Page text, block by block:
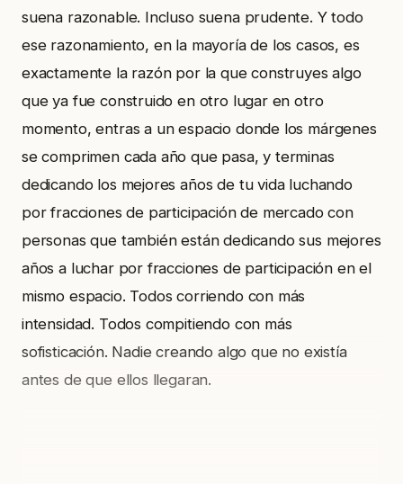
suena razonable. Incluso suena prudente. Y todo
ese razonamiento, en la mayoría de los casos, es
exactamente la razón por la que construyes algo
que ya fue construido en otro lugar en otro
momento, entras a un espacio donde los márgenes
se comprimen cada año que pasa, y terminas
dedicando los mejores años de tu vida luchando
por fracciones de participación de mercado con
personas que también están dedicando sus mejores
años a luchar por fracciones de participación en el
mismo espacio. Todos corriendo con más
intensidad. Todos compitiendo con más
sofisticación. Nadie creando algo que no existía
antes de que ellos llegaran.